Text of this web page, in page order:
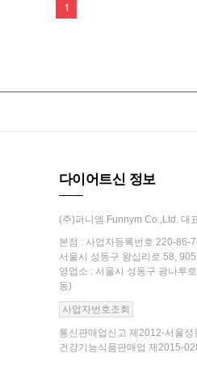
1
다이어트신 정보
(주)퍼니엠 Funnym Co.,Ltd. 대
본점 : 사업자등록번호 220-86-
서울시 성동구 왕십리로 58,
영업소 : 서울시 성동구 광나루
동)
사업자번호조회
통신판매업신고 제2012-서울성
건강기능식품판매업 제2015-